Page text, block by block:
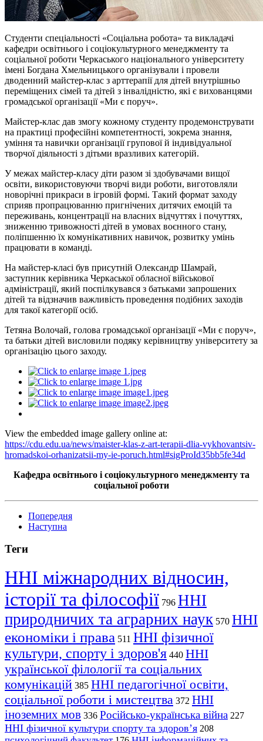
Студенти спеціальності «Соціальна робота» та викладачі
кафедри освітнього і соціокультурного менеджменту та
соціальної роботи Черкаського національного університету
імені Богдана Хмельницького організували і провели
дводенний майстер-клас з арттерапії для дітей внутрішньо
переміщених сімей та дітей з інвалідністю, які є вихованцями
громадської організації «Ми є поруч».
Майстер-клас дав змогу кожному студенту продемонструвати
на практиці професійні компетентності, зокрема знання,
уміння та навички організації групової й індивідуальної
творчої діяльності з дітьми вразливих категорій.
У межах майстер-класу діти разом зі здобувачами вищої
освіти, використовуючи творчі види роботи, виготовляли
новорічні прикраси в ігровій формі. Такий формат заходу
сприяв пропрацюванню пригнічених дитячих емоцій та
переживань, концентрації на власних відчуттях і почуттях,
зниженню тривожності дітей в умовах воєнного стану,
поліпшенню їх комунікативних навичок, розвитку умінь
працювати в команді.
На майстер-класі був присутній Олександр Шамрай,
заступник керівника Черкаської обласної військової
адміністрації, який поспілкувався з батьками запрошених
дітей та відзначив важливість проведення подібних заходів
для такої категорії осіб.
Тетяна Волочай, голова громадської організації «Ми є поруч»,
та батьки дітей висловили подяку керівництву університету за
організацію цього заходу.
View the embedded image gallery online at:
https://cdu.edu.ua/news/maister-klas-z-art-terapii-dlia-vykhovantsiv-
hromadskoi-orhanizatsii-my-ie-poruch.html#sigProId35bb5fe34d
Кафедра освітнього і соціокультурного менеджменту та
соціальної роботи
Попередня
Наступна
Теги
ННІ міжнародних відносин,
історії та філософії 796 ННІ
природничих та аграрних наук 570 ННІ
економіки і права 511 ННІ фізичної
культури, спорту і здоров'я 440 ННІ
української філології та соціальних
комунікацій 385 ННІ педагогічної освіти,
соціальної роботи і мистецтва 372 ННІ
іноземних мов 336 Російсько-українська війна 227
ННІ фізичної культури спорту та здоров’я 208